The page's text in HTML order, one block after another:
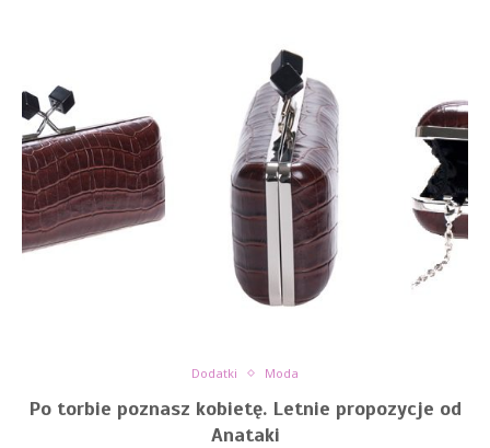
Dodatki Moda
Po torbie poznasz kobietę. Letnie propozycje od
Anataki